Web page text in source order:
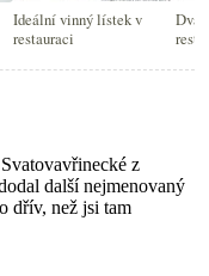
Ideální vinný lístek v
restauraci